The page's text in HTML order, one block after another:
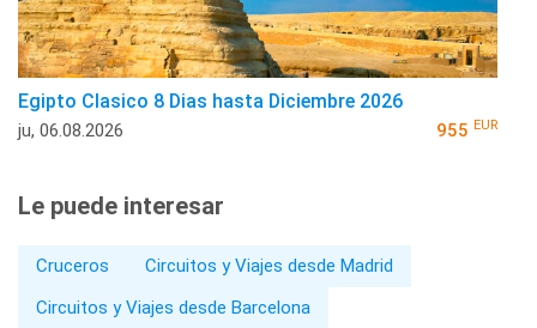
Egipto Clasico 8 Dias hasta Diciembre 2026
ju, 06.08.2026 955 EUR
Le puede interesar
Cruceros
Circuitos y Viajes desde Madrid
Circuitos y Viajes desde Barcelona